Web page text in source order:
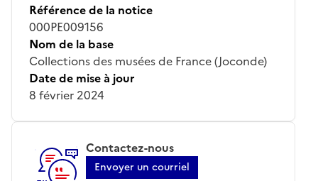
Référence de la notice
000PE009156
Nom de la base
Collections des musées de France (Joconde)
Date de mise à jour
8 février 2024
Contactez-nous
Envoyer un courriel